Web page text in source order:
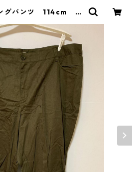
グパンツ 114cm カ
ODUCE